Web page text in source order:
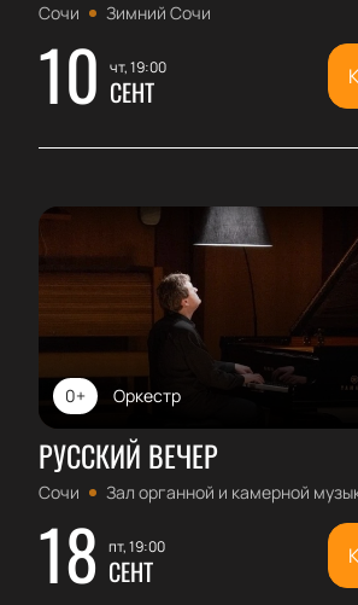
Сочи Зимний Сочи
10 чт, 19:00
СЕНТ
Оркестр
0+
РУССКИЙ ВЕЧЕР
Сочи Зал органной и камерной
18 пт, 19:00
СЕНТ